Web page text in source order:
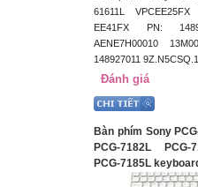
61611L
EE41FX PN:
AENE7H00010
148927011
Đánh giá
Bàn phím Sony
PCG-7182L PCG-
PCG-7185L